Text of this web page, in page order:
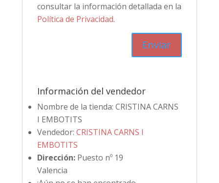
consultar la información detallada en la
Política de Privacidad.
Información del vendedor
Nombre de la tienda: CRISTINA CARNS
I EMBOTITS
Vendedor: CRISTINA CARNS I
EMBOTITS
Dirección: Puesto nº 19
Valencia